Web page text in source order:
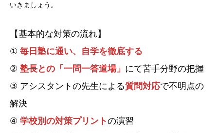
いきましょう。
【基本的な対策の流れ】
① 毎日塾に通い、自学を徹底する
② 塾長との「一問一答道場」 にて苦手分野の把握
③ アシスタントの先生による質問対応で不明点の
解決
④ 学校別の対策プリントの演習